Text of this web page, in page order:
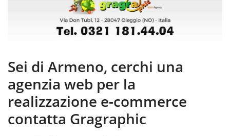
Sei di Armeno, cerchi una
agenzia web per la
realizzazione e-commerce
contatta Gragraphic